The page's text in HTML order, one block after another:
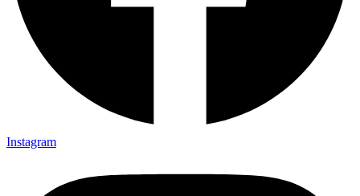
Instagram